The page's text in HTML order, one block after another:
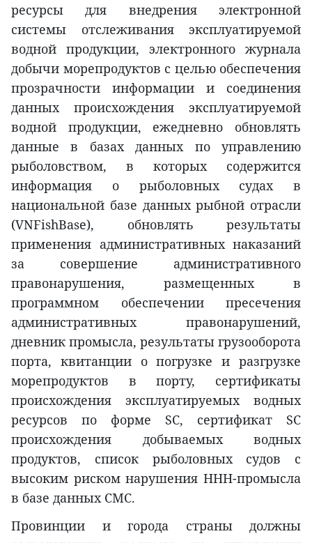
ресурсы для внедрения электронной
системы отслеживания эксплуатируемой
водной продукции, электронного журнала
добычи морепродуктов с целью обеспечения
прозрачности информации и соединения
данных происхождения эксплуатируемой
водной продукции, ежедневно обновлять
данные в базах данных по управлению
рыболовством, в которых содержится
информация о рыболовных судах в
национальной базе данных рыбной отрасли
(VNFishBase), обновлять результаты
применения административных наказаний
за совершение административного
правонарушения, размещенных в
программном обеспечении пресечения
административных правонарушений,
дневник промысла, результаты грузооборота
порта, квитанции о погрузке и разгрузке
морепродуктов в порту, сертификаты
происхождения эксплуатируемых водных
ресурсов по форме SC, сертификат SC
происхождения добываемых водных
продуктов, список рыболовных судов с
высоким риском нарушения ННН-промысла
в базе данных СМС.
Провинции и города страны должны